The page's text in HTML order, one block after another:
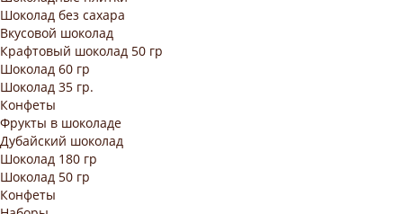
Шоколад без сахара
Вкусовой шоколад
Крафтовый шоколад 50 гр
Шоколад 60 гр
Шоколад 35 гр.
Конфеты
Фрукты в шоколаде
Дубайский шоколад
Шоколад 180 гр
Шоколад 50 гр
Конфеты